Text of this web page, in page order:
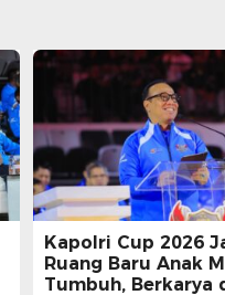
Kapolri Cup 2026
Ruang Baru Anak
Tumbuh, Berkarya